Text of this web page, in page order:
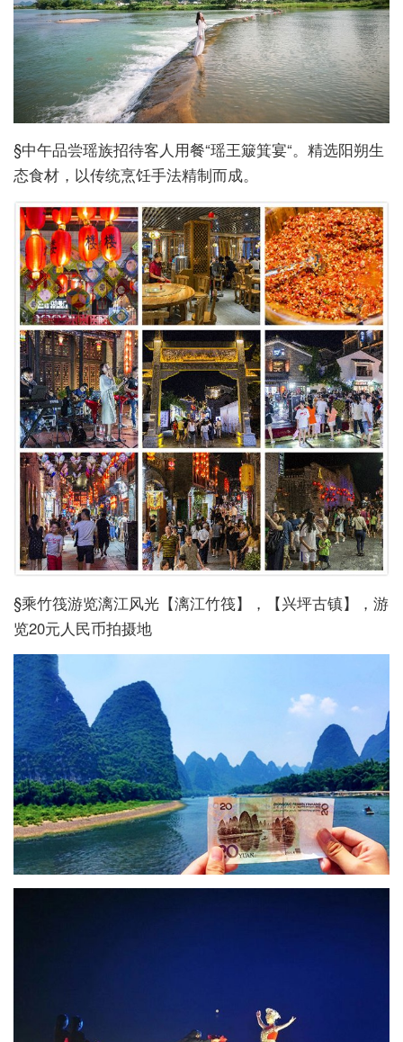
§中午品尝瑶族招待客人用餐“瑶王簸箕宴“。精选阳朔生
态食材，以传统烹饪手法精制而成。
§乘竹筏游览漓江风光【漓江竹筏】，【兴坪古镇】，游
览20元人民币拍摄地